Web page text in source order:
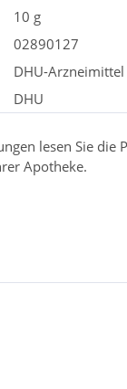
10 g
02890127
DHU-Arzneimittel
DHU
lesen Sie die
Apotheke.